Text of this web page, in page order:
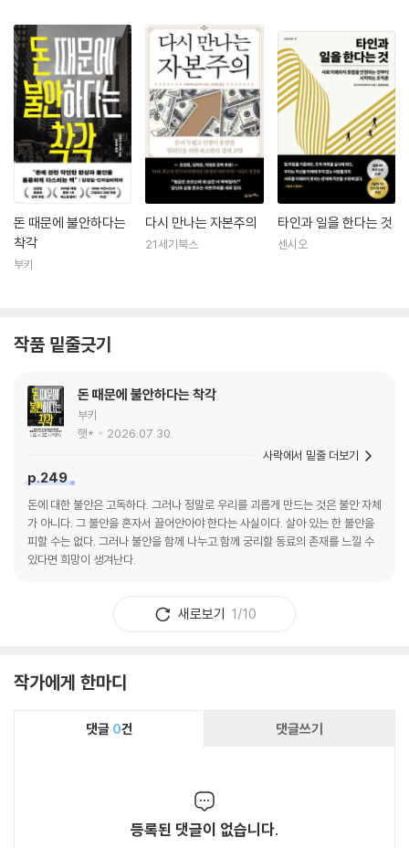
돈 때문에 불안하다는
착각
부키
다시 만나는 자본주의
21세기북스
타인과 일을 한다는 것
센시오
작품 밑줄긋기
돈 때문에 불안하다는 착각
부키
햇*
2026.07.30.
p.249
돈에 대한 불안은 고독하다. 그러나 정말로 우리를 괴롭게 만드는 것은 불안 자체
가 아니다. 그 불안을 혼자서 끌어안아야 한다는 사실이다. 살아 있는 한 불안을
피할 수는 없다. 그러나 불안을 함께 나누고 함께 궁리할 동료의 존재를 느낄 수
있다면 희망이 생겨난다.
사락에서 밑줄 더보기
새로보기 1/10
작가에게 한마디
댓글 0건 댓글쓰기
등록된 댓글이 없습니다.